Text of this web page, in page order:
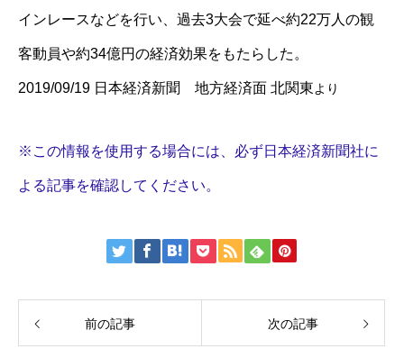
インレースなどを行い、過去3大会で延べ約22万人の観
客動員や約34億円の経済効果をもたらした。
2019/09/19 日本経済新聞 地方経済面 北関東より
※この情報を使用する場合には、必ず日本経済新聞社に
よる記事を確認してください。
前の記事 次の記事